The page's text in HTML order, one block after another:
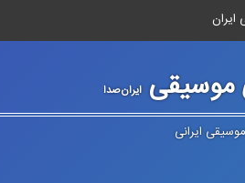
موسیقیایران‌صدا
ایرانی